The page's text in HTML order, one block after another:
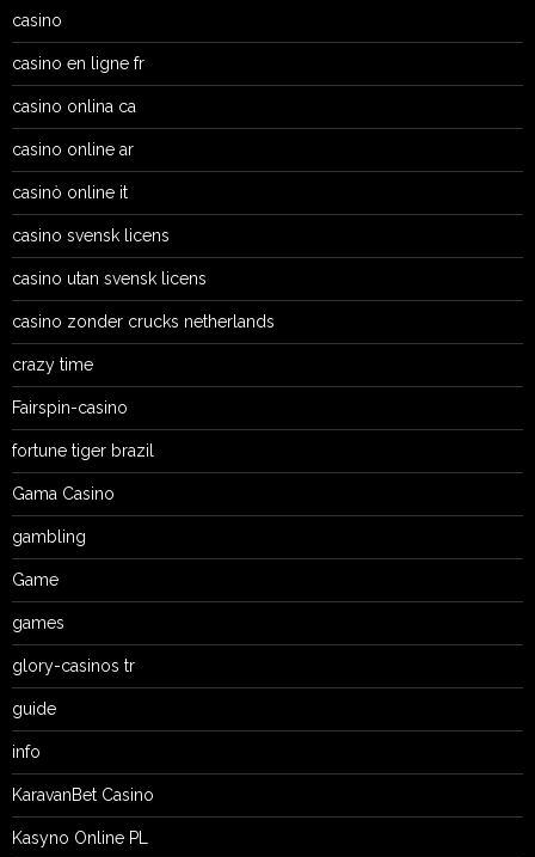
casino
casino en ligne fr
casino onlina ca
casino online ar
casinò online it
casino svensk licens
casino utan svensk licens
casino zonder crucks netherlands
crazy time
Fairspin-casino
fortune tiger brazil
Gama Casino
gambling
Game
games
glory-casinos tr
guide
info
KaravanBet Casino
Kasyno Online PL